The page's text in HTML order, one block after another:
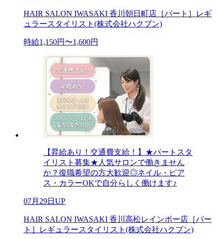
HAIR SALON IWASAKI 香川朝日町店［パート］レギ
ュラースタイリスト(株式会社ハクブン)
時給1,150円〜1,600円
【昇給あり！交通費支給！】★パートスタ
イリスト募集★人気サロンで働きません
か？復職希望の方大歓迎◎ネイル・ピア
ス・カラーOKで自分らしく働けます♪
07月29日UP
HAIR SALON IWASAKI 香川高松レインボー店［パー
ト］レギュラースタイリスト(株式会社ハクブン)